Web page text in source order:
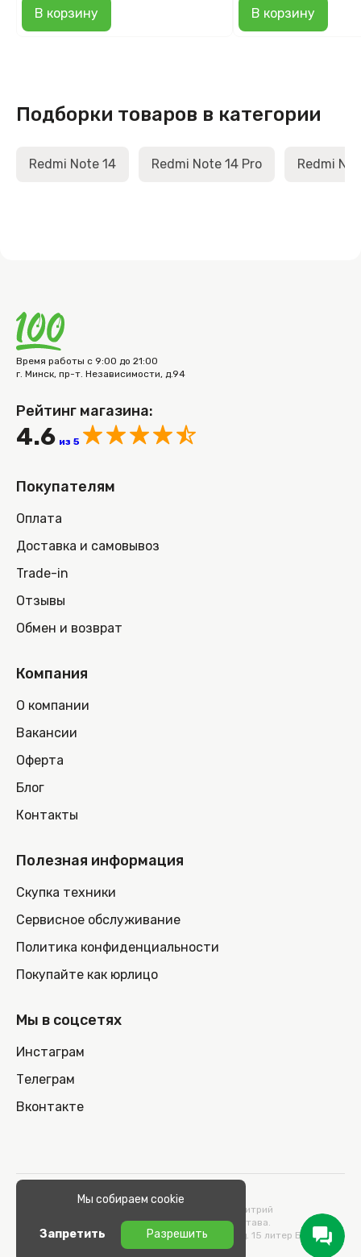
В корзину В корзину
Подборки товаров в категории
Redmi Note 14 Redmi Note 14 Pro Redmi
Время работы с 9:00 до 21:00
г. Минск, пр-т. Независимости, д.94
Рейтинг магазина:
4.6 из 5
Покупателям
Оплата
Доставка и самовывоз
Trade-in
Отзывы
Обмен и возврат
Компания
О компании
Вакансии
Оферта
Блог
Контакты
Полезная информация
Скупка техники
Сервисное обслуживание
Политика конфиденциальности
Покупайте как юрлицо
Мы в соцсетях
Инстаграм
Телеграм
Вконтакте
© 2026 100nout.by,
ООО «СТОНОУТБУКОВ» Директор Метельский Дмитрий
Константинович, действующий на основании Устава.
Адрес: 220100, Беларусь, г. Минск, ул. Кульман, д. 15 литер Б 9/к.
Мы собираем cookie
Запретить Разрешить